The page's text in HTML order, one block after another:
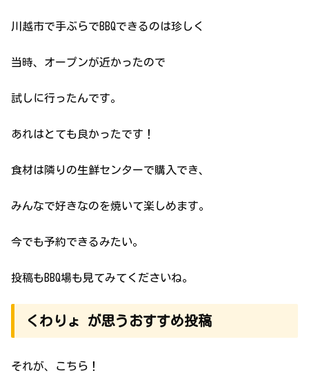
川越市で手ぶらでBBQできるのは珍しく
当時、オープンが近かったので
試しに行ったんです。
あれはとても良かったです！
食材は隣りの生鮮センターで購入でき、
みんなで好きなのを焼いて楽しめます。
今でも予約できるみたい。
投稿もBBQ場も見てみてくださいね。
くわりょ が思うおすすめ投稿
それが、こちら！